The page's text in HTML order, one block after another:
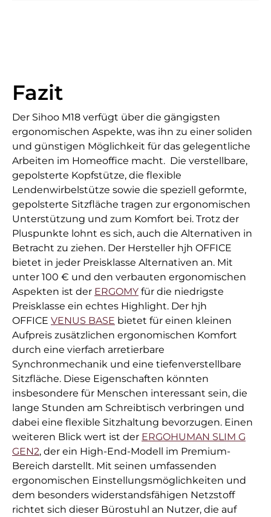
Fazit
Der Sihoo M18 verfügt über die gängigsten
ergonomischen Aspekte, was ihn zu einer soliden
und günstigen Möglichkeit für das gelegentliche
Arbeiten im Homeoffice macht. Die verstellbare,
gepolsterte Kopfstütze, die flexible
Lendenwirbelstütze sowie die speziell geformte,
gepolsterte Sitzfläche tragen zur ergonomischen
Unterstützung und zum Komfort bei. Trotz der
Pluspunkte lohnt es sich, auch die Alternativen in
Betracht zu ziehen. Der Hersteller hjh OFFICE
bietet in jeder Preisklasse Alternativen an. Mit
unter 100 € und den verbauten ergonomischen
Aspekten ist der ERGOMY für die niedrigste
Preisklasse ein echtes Highlight. Der hjh
OFFICE VENUS BASE bietet für einen kleinen
Aufpreis zusätzlichen ergonomischen Komfort
durch eine vierfach arretierbare
Synchronmechanik und eine tiefenverstellbare
Sitzfläche. Diese Eigenschaften könnten
insbesondere für Menschen interessant sein, die
lange Stunden am Schreibtisch verbringen und
dabei eine flexible Sitzhaltung bevorzugen. Einen
weiteren Blick wert ist der ERGOHUMAN SLIM G
GEN2, der ein High-End-Modell im Premium-
Bereich darstellt. Mit seinen umfassenden
ergonomischen Einstellungsmöglichkeiten und
dem besonders widerstandsfähigen Netzstoff
richtet sich dieser Bürostuhl an Nutzer, die auf